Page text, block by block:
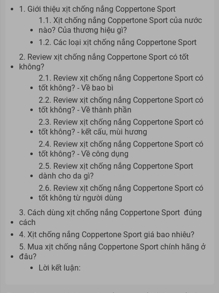
1. Giới thiệu xịt chống nắng Coppertone Sport
1.1. Xịt chống nắng Coppertone Sport của nước
nào? Của thương hiệu gì?
1.2. Các loại xịt chống nắng Coppertone Sport
2. Review xịt chống nắng Coppertone Sport có tốt
không?
2.1. Review xịt chống nắng Coppertone Sport có
tốt không? - Về bao bì
2.2. Review xịt chống nắng Coppertone Sport có
tốt không? - Về thành phần
2.3. Review xịt chống nắng Coppertone Sport có
tốt không? - kết cấu, mùi hương
2.4. Review xịt chống nắng Coppertone Sport có
tốt không? - Về công dụng
2.5. Review xịt chống nắng Coppertone Sport
dành cho da gì?
2.6. Review xịt chống nắng Coppertone Sport có
tốt không từ người dùng
3. Cách dùng xịt chống nắng Coppertone Sport đúng
cách
4. Xịt chống nắng Coppertone Sport giá bao nhiêu?
5. Mua xịt chống nắng Coppertone Sport chính hãng ở
đâu?
Lời kết luận: